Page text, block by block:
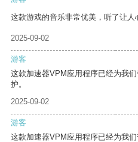
这款游戏的音乐非常优美，听了让人
2025-09-02
游客
这款加速器VPM应用程序已经为我
护。
2025-09-02
游客
这款加速器VPM应用程序已经为我